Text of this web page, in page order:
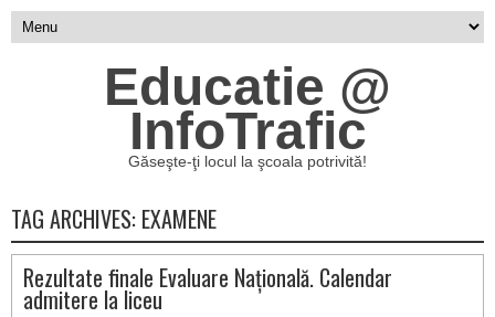
Educatie @
InfoTrafic
Găseşte-ţi locul la şcoala potrivită!
TAG ARCHIVES: EXAMENE
Rezultate finale Evaluare Națională. Calendar
admitere la liceu